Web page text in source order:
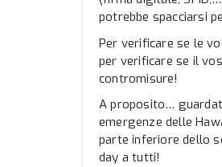
potrebbe spacciarsi
Per verificare se le
per verificare se il
contromisure!
A proposito…
emergenze delle
parte inferiore dello
day a tutti!